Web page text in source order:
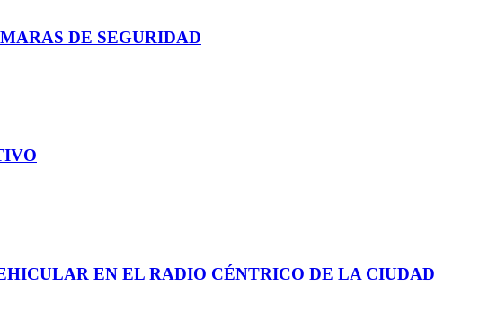
DE SEGURIDAD
EN EL RADIO CÉNTRICO DE LA CIUDAD